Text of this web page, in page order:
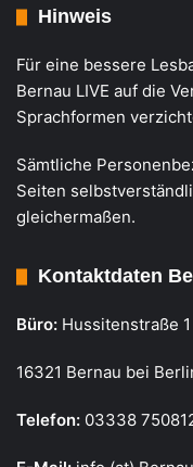
Hinweis
Für eine bessere
Bernau LIVE auf die
Sprachformen
Sämtliche
Seiten
gleichermaßen.
Kontaktdaten
Büro: Hussitenstraße
16321 Bernau bei
Telefon: 03338